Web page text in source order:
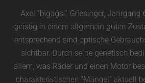
Axel “bigagsl” Griesinger, Jahrgang
geistig in einem allgemein guten
entsprechend sind optische
sichtbar. Durch seine genetisch
allem, was Räder und einen Motor
charakteristischen “Mängel” aktuell